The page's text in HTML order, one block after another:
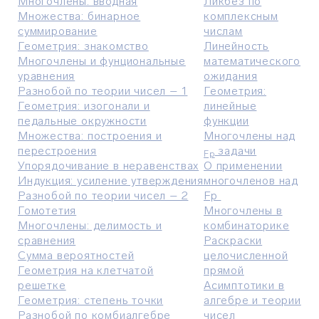
Множества: бинарное
суммирование
Геометрия: знакомство
Многочлены и фунциональные
уравнения
Разнобой по теории чисел – 1
Геометрия: изогонали и
педальные окружности
Множества: построения и
перестроения
Упорядочивание в неравенствах
Индукция: усиление утверждения
Разнобой по теории чисел – 2
Гомотетия
Многочлены: делимость и
сравнения
Сумма вероятностей
Геометрия на клетчатой
решетке
Геометрия: степень точки
Разнобой по комбиалгебре
комплексным
числам
Линейность
математического
ожидания
Геометрия:
линейные
функции
Многочлены над
Fp задачи
О применении
многочленов над
Fp
Многочлены в
комбинаторике
Pаскраски
целочисленной
прямой
Асимптотики в
алгебре и теории
чисел